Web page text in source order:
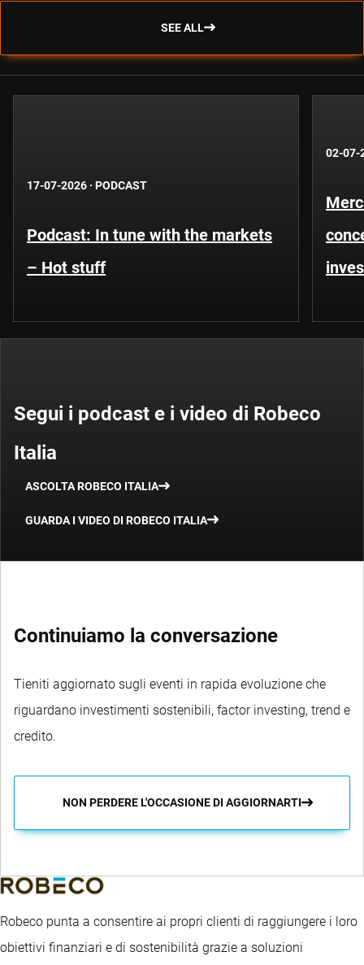
SEE ALL
17-07-2026 · PODCAST
Podcast: In tune with the markets
– Hot stuff
02-07-
Segui i podcast e i video di Robeco
Italia
ASCOLTA ROBECO ITALIA
GUARDA I VIDEO DI ROBECO ITALIA
Continuiamo la conversazione
Tieniti aggiornato sugli eventi in rapida evoluzione che
riguardano investimenti sostenibili, factor investing, trend e
credito.
NON PERDERE L'OCCASIONE DI AGGIORNARTI
Robeco punta a consentire ai propri clienti di raggiungere i loro
obiettivi finanziari e di sostenibilità grazie a soluzioni